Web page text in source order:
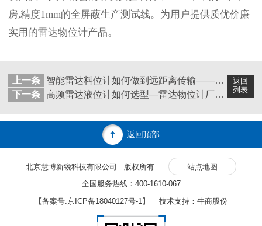
房,精度1mm的全屏蔽生产测试线。为用户提供质优价廉
实用的雷达物位计产品。
返回
列表
上一条
智能雷达料位计如何做到远距离传输——北京慧博新锐
下一条
高频雷达液位计如何选型—雷达物位计厂家北京慧博新锐科普
返回顶部
北京慧博新锐科技有限公司 版权所有
站点地图
全国服务热线：400-1610-067
【备案号:京ICP备18040127号-1 】 技术支持：牛商股份